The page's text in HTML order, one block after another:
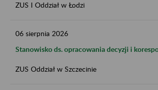
ZUS I Oddział w Łodzi
06 sierpnia 2026
Stanowisko ds. opracowania decyzji i
ZUS Oddział w Szczecinie